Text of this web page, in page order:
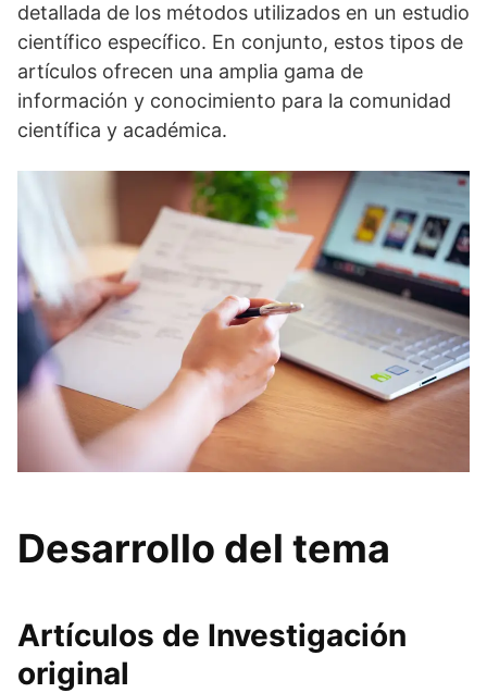
detallada de los métodos utilizados en un estudio
científico específico. En conjunto, estos tipos de
artículos ofrecen una amplia gama de
información y conocimiento para la comunidad
científica y académica.
Desarrollo del tema
Artículos de Investigación
original